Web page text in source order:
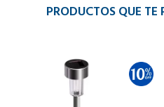
PRODUCTOS QUE TE